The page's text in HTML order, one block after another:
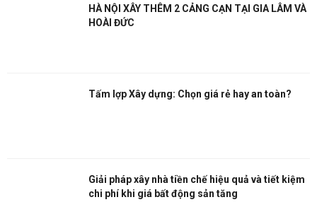
HÀ NỘI XÂY THÊM 2 CẢNG CẠN TẠI GIA LÂM VÀ
HOÀI ĐỨC
Tấm lợp Xây dựng: Chọn giá rẻ hay an toàn?
Giải pháp xây nhà tiền chế hiệu quả và tiết kiệm
chi phí khi giá bất động sản tăng